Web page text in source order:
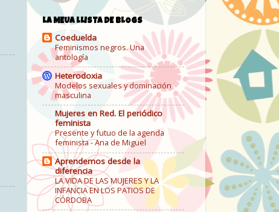
LA MEUA LLISTA DE BLOGS
Coeduelda
Feminismos negros. Una
antología
Heterodoxia
Modelos sexuales y dominación
masculina
Mujeres en Red. El periódico
feminista
Presente y futuo de la agenda
feminista - Ana de Miguel
Aprendemos desde la
diferencia
LA VIDA DE LAS MUJERES Y LA
INFANCIA EN LOS PATIOS DE
CÓRDOBA